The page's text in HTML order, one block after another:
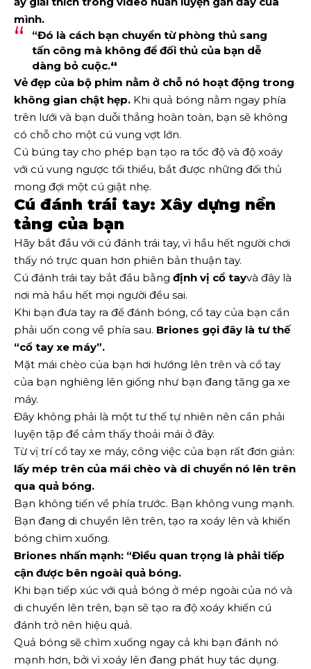
mình.
“Đó là cách bạn chuyển từ phòng thủ sang
tấn công mà không để đối thủ của bạn dễ
dàng bỏ cuộc.“
Vẻ đẹp của bộ phim nằm ở chỗ nó hoạt động trong
không gian chật hẹp. Khi quả bóng nằm ngay phía
trên lưới và bạn duỗi thẳng hoàn toàn, bạn sẽ không
có chỗ cho một cú vung vợt lớn.
Cú búng tay cho phép bạn tạo ra tốc độ và độ xoáy
với cú vung ngược tối thiểu, bắt được những đối thủ
mong đợi một cú giật nhẹ.
Cú đánh trái tay: Xây dựng nền
tảng của bạn
Hãy bắt đầu với cú đánh trái tay, vì hầu hết người chơi
thấy nó trực quan hơn phiên bản thuận tay.
Cú đánh trái tay bắt đầu bằng định vị cổ tayvà đây là
nơi mà hầu hết mọi người đều sai.
Khi bạn đưa tay ra để đánh bóng, cổ tay của bạn cần
phải uốn cong về phía sau. Briones gọi đây là tư thế
“cổ tay xe máy”.
Mặt mái chèo của bạn hơi hướng lên trên và cổ tay
của bạn nghiêng lên giống như bạn đang tăng ga xe
máy.
Đây không phải là một tư thế tự nhiên nên cần phải
luyện tập để cảm thấy thoải mái ở đây.
Từ vị trí cổ tay xe máy, công việc của bạn rất đơn giản:
lấy mép trên của mái chèo và di chuyển nó lên trên
qua quả bóng.
Bạn không tiến về phía trước. Bạn không vung mạnh.
Bạn đang di chuyển lên trên, tạo ra xoáy lên và khiến
bóng chìm xuống.
Briones nhấn mạnh: “Điều quan trọng là phải tiếp
cận được bên ngoài quả bóng.
Khi bạn tiếp xúc với quả bóng ở mép ngoài của nó và
di chuyển lên trên, bạn sẽ tạo ra độ xoáy khiến cú
đánh trở nên hiệu quả.
Quả bóng sẽ chìm xuống ngay cả khi bạn đánh nó
mạnh hơn, bởi vì xoáy lên đang phát huy tác dụng.